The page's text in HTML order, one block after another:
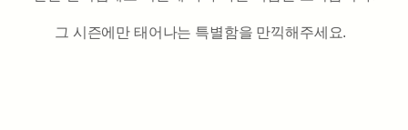
그 시즌에만 태어나는 특별함을 만끽해주세요.